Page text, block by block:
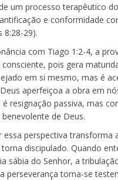
um processo terapêutico
e conformidade
8:28-29).
com Tiago 1:2-4, a
consciente, pois gera
em si mesmo, mas é
aperfeiçoa a obra em
resignação passiva, mas
de Deus.
essa perspectiva transforma
discipulado. Quando
sábia do Senhor, a
perseverança torna-se